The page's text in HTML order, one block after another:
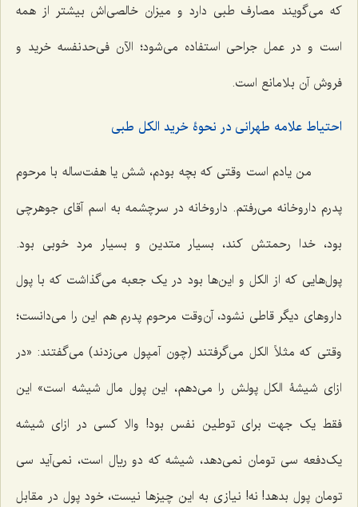
که می‌گویند مصارف طبی دارد و میزان خالصی‌اش بیشتر از همه
است و در عمل جراحی استفاده می‌شود؛ الآن فی‌حدنفسه خرید و
فروش آن بلامانع است.
احتیاط علامه طهرانی در نحوۀ خرید الکل طبی
من یادم است وقتی که بچه بودم، شش یا هفت‌ساله با مرحوم
پدرم داروخانه می‌رفتم. داروخانه در سرچشمه به اسم آقای جوهرچی
بود، خدا رحمتش کند، بسیار متدین و بسیار مرد خوبی بود.
پول‌هایی که از الکل و این‌ها بود در یک جعبه می‌گذاشت که با پول
داروهای دیگر قاطی نشود، آن‌‌وقت مرحوم پدرم هم این را می‌دانست؛
وقتی که مثلاً الکل می‌گرفتند (چون آمپول می‌زدند) می‌گفتند: «در
ازای شیشۀ الکل پولش را می‌دهم، این پول مال شیشه است» این
فقط یک جهت برای توطین نفس بود! والا کسی در ازای شیشه
یک‌دفعه سی تومان نمی‌دهد، شیشه که دو ریال است، نمی‌آید سی
تومان پول بدهد! نه! نیازی به این چیزها نیست، خود پول در مقابل